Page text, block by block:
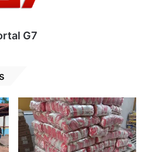
oficial com foto e
urnas eletrônicas
depositar seu voto
ao cargo de
A votação só foi
da fila votou.
G7